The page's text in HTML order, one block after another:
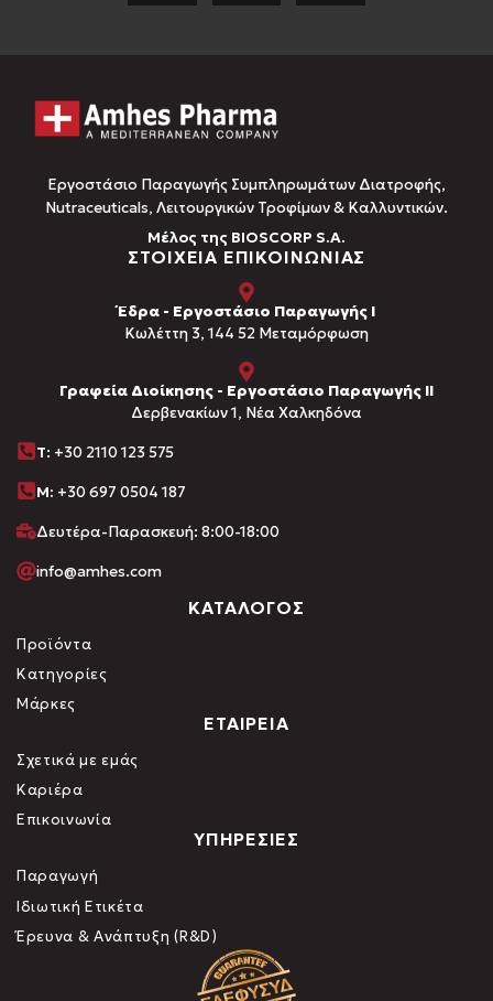
Εργοστάσιο Παραγωγής Συμπληρωμάτων Διατροφής,
Νutraceuticals, Λειτουργικών Τροφίμων & Καλλυντικών.
Μέλος της BIOSCORP S.A.
ΣΤΟΙΧΕΙΑ ΕΠΙΚΟΙΝΩΝΙΑΣ
Έδρα - Εργοστάσιο Παραγωγής Ι
Kωλέττη 3, 144 52 Μεταμόρφωση
Γραφεία Διοίκησης - Εργοστάσιο Παραγωγής ΙΙ
Δερβενακίων 1, Νέα Χαλκηδόνα
Τ: +30 2110 123 575
M: +30 697 0504 187
Δευτέρα-Παρασκευή: 8:00-18:00
info@amhes.com
ΚΑΤΑΛΟΓΟΣ
Προϊόντα
Κατηγορίες
Μάρκες
ΕΤΑΙΡΕΙΑ
Σχετικά με εμάς
Καριέρα
Επικοινωνία
ΥΠΗΡΕΣΙΕΣ
Παραγωγή
Ιδιωτική Ετικέτα
Έρευνα & Ανάπτυξη (R&D)